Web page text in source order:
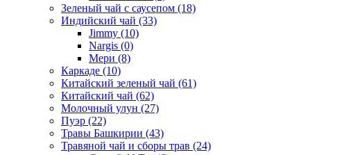
Зеленый чай с саусепом (18)
Индийский чай (33)
Jimmy (10)
Nargis (0)
Мери (8)
Каркаде (10)
Китайский зеленый чай (61)
Китайский чай (62)
Молочный улун (27)
Пуэр (22)
Травы Башкирии (43)
Травяной чай и сборы трав (24)